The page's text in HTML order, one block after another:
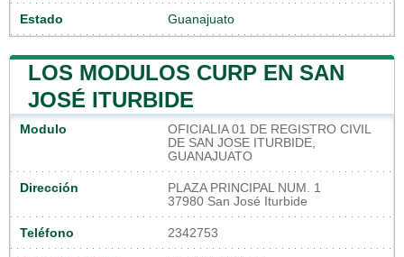
Estado Guanajuato
LOS MODULOS CURP EN SAN
JOSÉ ITURBIDE
Modulo
OFICIALIA 01 DE REGISTRO CIVIL
DE SAN JOSE ITURBIDE,
GUANAJUATO
Dirección
PLAZA PRINCIPAL NUM. 1
37980 San José Iturbide
Teléfono 2342753